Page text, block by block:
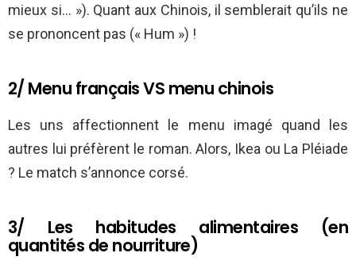
mieux si… »). Quant aux Chinois, il semblerait qu’ils ne
se prononcent pas (« Hum ») !
2/ Menu français VS menu chinois
Les uns affectionnent le menu imagé quand les
autres lui préfèrent le roman. Alors, Ikea ou La Pléiade
? Le match s’annonce corsé.
3/ Les habitudes alimentaires (en
quantités de nourriture)